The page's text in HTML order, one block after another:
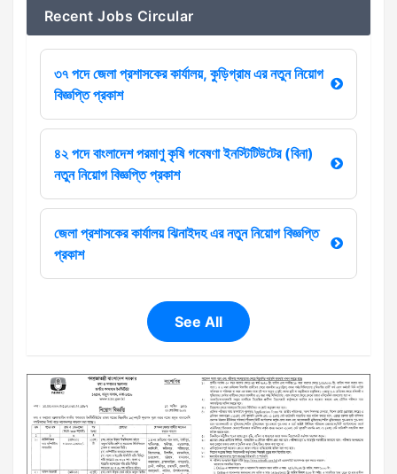
Recent Jobs Circular
৩৭ পদে জেলা প্রশাসকের কার্যালয়, কুড়িগ্রাম এর নতুন নিয়োগ
বিজ্ঞপ্তি প্রকাশ
৪২ পদে বাংলাদেশ পরমাণু কৃষি গবেষণা ইনস্টিটিউটের (বিনা)
নতুন নিয়োগ বিজ্ঞপ্তি প্রকাশ
জেলা প্রশাসকের কার্যালয় ঝিনাইদহ এর নতুন নিয়োগ বিজ্ঞপ্তি
প্রকাশ
See All